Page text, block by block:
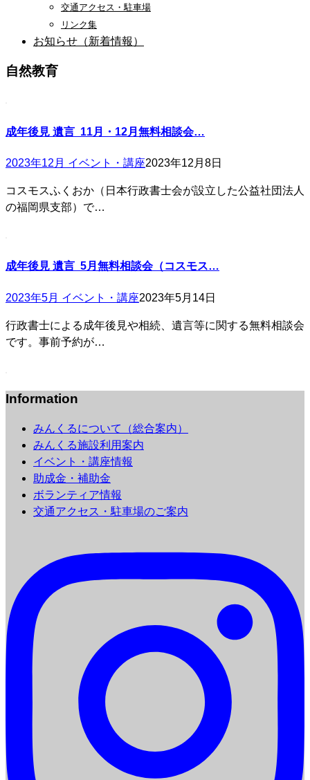
交通アクセス・駐車場
リンク集
お知らせ（新着情報）
自然教育
成年後見 遺言 11月・12月無料相談会…
2023年12月 イベント・講座2023年12月8日
コスモスふくおか（日本行政書士会が設立した公益社団法人
の福岡県支部）で…
成年後見 遺言 5月無料相談会（コスモス…
2023年5月 イベント・講座2023年5月14日
行政書士による成年後見や相続、遺言等に関する無料相談会
です。事前予約が…
Information
みんくるについて（総合案内）
みんくる施設利用案内
イベント・講座情報
助成金・補助金
ボランティア情報
交通アクセス・駐車場のご案内